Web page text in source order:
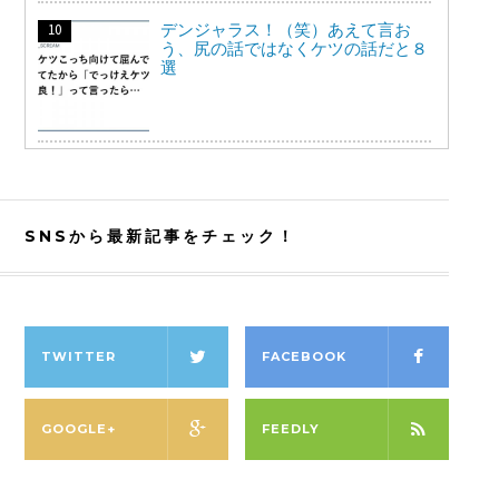
デンジャラス！（笑）あえて言お
う、尻の話ではなくケツの話だと８
選
SNSから最新記事をチェック！
TWITTER FACEBOOK
GOOGLE+ FEEDLY